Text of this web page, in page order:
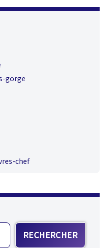
gorge
chef
RECHERCHER